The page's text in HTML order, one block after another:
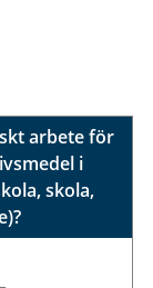
arbete för
i
skola,